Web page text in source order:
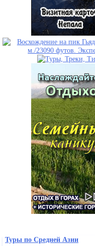
Туры по Средней Азии